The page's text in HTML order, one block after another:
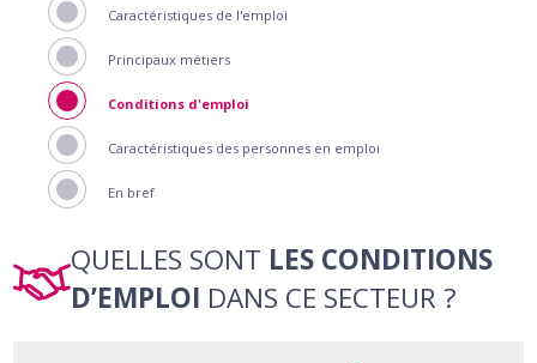
Caractéristiques de l'emploi
Principaux métiers
Conditions d'emploi
Caractéristiques des personnes en emploi
En bref
QUELLES SONT LES CONDITIONS
D’EMPLOI DANS CE SECTEUR ?